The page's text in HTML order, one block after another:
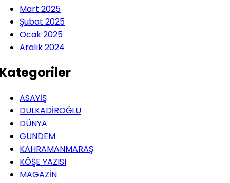
Mart 2025
Şubat 2025
Ocak 2025
Aralık 2024
ASAYİŞ
DULKADİROĞLU
DÜNYA
GÜNDEM
KAHRAMANMARAŞ
KÖŞE YAZISI
MAGAZİN